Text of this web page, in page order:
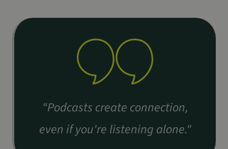
“Podcasts create connection,
even if you're listening alone."